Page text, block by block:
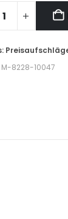
M-8228-10047